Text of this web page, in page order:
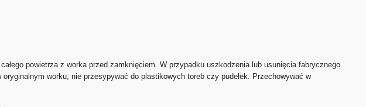
powietrza z worka przed zamknięciem. W przypadku uszkodzenia lub usunięcia fabrycznego
worku, nie przesypywać do plastikowych toreb czy pudełek. Przechowywać w